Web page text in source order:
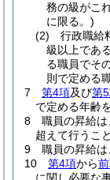
務の級がこ
に限る。)
(2)
行政職給
級以上であ
る職員でそ
則で定める
7
第4項及び第
で定める年齢
8
職員の昇給
超えて行うこ
9
職員の昇給は
10
第4項から